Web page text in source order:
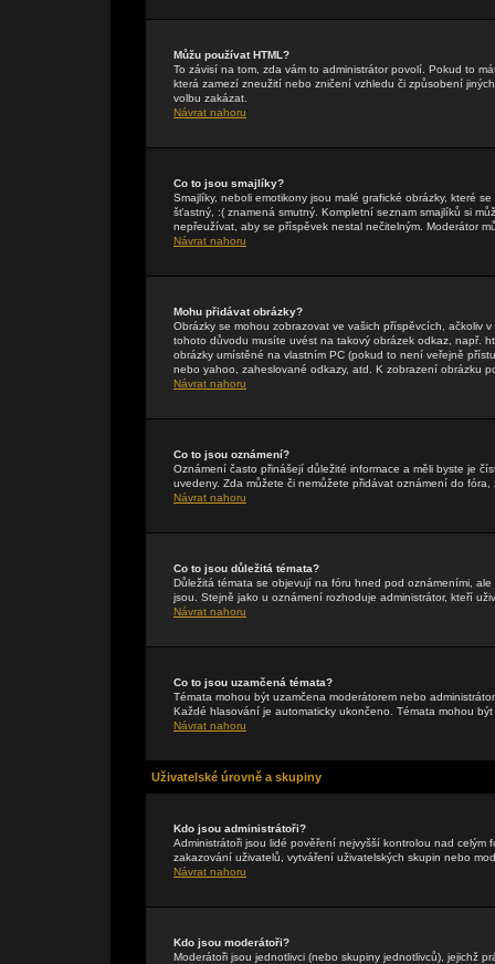
Můžu používat HTML?
To závisí na tom, zda vám to administrátor povolí. Pokud to
která zamezí zneužití nebo zničení vzhledu či způsobení
volbu zakázat.
Návrat nahoru
Co to jsou smajlíky?
Smajlíky, neboli emotikony jsou malé grafické obrázky, které
šťastný, :( znamená smutný. Kompletní seznam smajlíků si
nepřeužívat, aby se příspěvek nestal nečitelným. Moderátor
Návrat nahoru
Mohu přidávat obrázky?
Obrázky se mohou zobrazovat ve vašich příspěvcích, ačkoliv
tohoto důvodu musíte uvést na takový obrázek odkaz, např.
obrázky umístěné na vlastním PC (pokud to není veřejně
nebo yahoo, zaheslované odkazy, atd. K zobrazení obrázku
Návrat nahoru
Co to jsou oznámení?
Oznámení často přinášejí důležité informace a měli byste je
uvedeny. Zda můžete či nemůžete přidávat oznámení do
Návrat nahoru
Co to jsou důležitá témata?
Důležitá témata se objevují na fóru hned pod oznámeními,
jsou. Stejně jako u oznámení rozhoduje administrátor, kteří
Návrat nahoru
Co to jsou uzamčená témata?
Témata mohou být uzamčena moderátorem nebo
Každé hlasování je automaticky ukončeno. Témata mohou
Návrat nahoru
Uživatelské úrovně a skupiny
Kdo jsou administrátoři?
Administrátoři jsou lidé pověření nejvyšší kontrolou nad
zakazování uživatelů, vytváření uživatelských skupin nebo
Návrat nahoru
Kdo jsou moderátoři?
Moderátoři jsou jednotlivci (nebo skupiny jednotlivců), jejichž